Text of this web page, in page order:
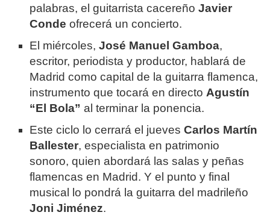
palabras, el guitarrista cacereñoJavier
Conde ofrecerá un concierto.
El miércoles,José Manuel Gamboa,
escritor, periodista y productor, hablará de
Madrid como capital de la guitarra flamenca,
instrumento que tocará en directo Agustín
“El Bola” al terminar la ponencia.
Este ciclo lo cerrará el juevesCarlos Martín
Ballester, especialista en patrimonio
sonoro, quien abordará las salas y peñas
flamencas en Madrid. Y el punto y final
musical lo pondrá la guitarra del madrileño
Joni Jiménez.